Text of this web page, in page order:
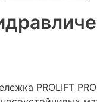
PROLIFT